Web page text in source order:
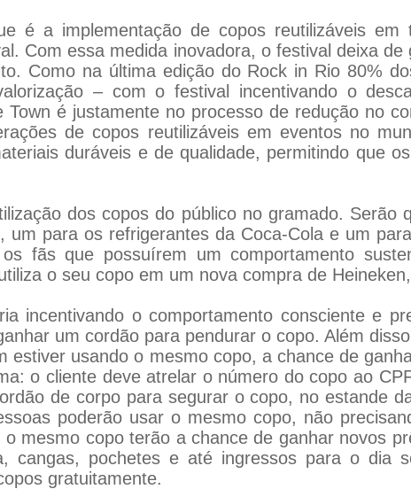
é a implementação de copos reutilizáveis
Com essa medida inovadora, o festival deixa
Como na última edição do Rock in Rio 80%
– com o festival incentivando o
é justamente no processo de redução no
de copos reutilizáveis em eventos no
duráveis e de qualidade, permitindo que
dos copos do público no gramado. Serão
um para os refrigerantes da Coca-Cola e um
fãs que possuírem um comportamento
o seu copo em um nova compra de
incentivando o comportamento consciente e
um cordão para pendurar o copo. Além
estiver usando o mesmo copo, a chance de
o cliente deve atrelar o número do copo ao
de corpo para segurar o copo, no estande
poderão usar o mesmo copo, não
mesmo copo terão a chance de ganhar novos
cangas, pochetes e até ingressos para o dia
gratuitamente.